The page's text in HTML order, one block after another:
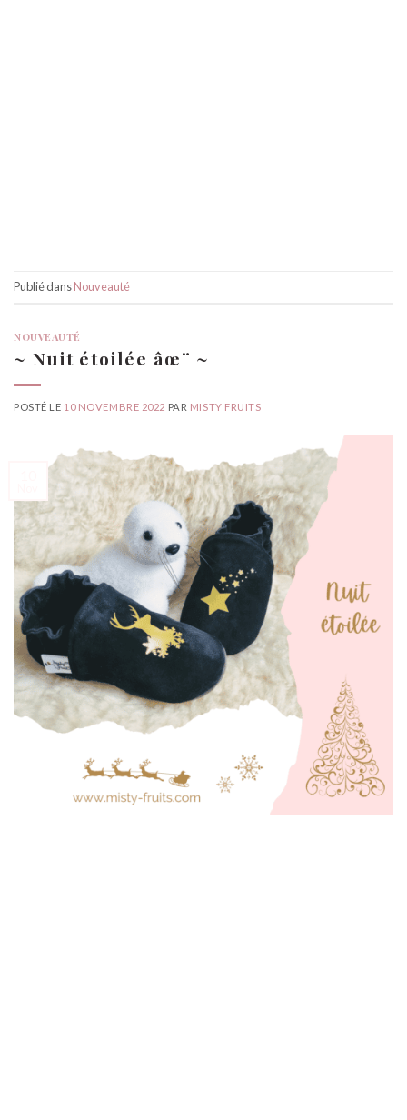
Publié dansNouveauté
NOUVEAUTÉ
~ Nuit étoilée âœ¨ ~
POSTÉ LE 10 NOVEMBRE 2022 PAR MISTY FRUITS